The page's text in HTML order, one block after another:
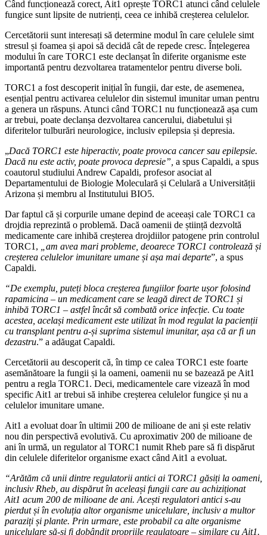
Când funcționează corect, Ait1 oprește TORC1 atunci când celulele
fungice sunt lipsite de nutrienți, ceea ce inhibă creșterea celulelor.
Cercetătorii sunt interesați să determine modul în care celulele simt
stresul și foamea și apoi să decidă cât de repede cresc. Înțelegerea
modului în care TORC1 este declanșat în diferite organisme este
importantă pentru dezvoltarea tratamentelor pentru diverse boli.
TORC1 a fost descoperit inițial în fungii, dar este, de asemenea,
esențial pentru activarea celulelor din sistemul imunitar uman pentru
a genera un răspuns. Atunci când TORC1 nu funcționează așa cum
ar trebui, poate declanșa dezvoltarea cancerului, diabetului și
diferitelor tulburări neurologice, inclusiv epilepsia și depresia.
„Dacă TORC1 este hiperactiv, poate provoca cancer sau epilepsie.
Dacă nu este activ, poate provoca depresie”, a spus Capaldi, a spus
coautorul studiului Andrew Capaldi, profesor asociat al
Departamentului de Biologie Moleculară și Celulară a Universității
Arizona și membru al Institutului BIO5.
Dar faptul că și corpurile umane depind de aceeași cale TORC1 ca
drojdia reprezintă o problemă. Dacă oamenii de știință dezvoltă
medicamente care inhibă creșterea drojdiilor patogene prin controlul
TORC1,
„am avea mari probleme, deoarece TORC1 controlează și
creșterea celulelor imunitare umane și așa mai departe”, a spus
Capaldi.
“De exemplu, puteți bloca creșterea fungiilor foarte ușor folosind
rapamicina – un medicament care se leagă direct de TORC1 și
inhibă TORC1 – astfel încât să combată orice infecție. Cu toate
acestea, același medicament este utilizat în mod regulat la pacienții
cu transplant pentru a-și suprima sistemul imunitar, așa că ar fi un
dezastru.” a adăugat Capaldi.
Cercetătorii au descoperit că, în timp ce calea TORC1 este foarte
asemănătoare la fungii și la oameni, oamenii nu se bazează pe Ait1
pentru a regla TORC1. Deci, medicamentele care vizează în mod
specific Ait1 ar trebui să inhibe creșterea celulelor fungice și nu a
celulelor imunitare umane.
Ait1 a evoluat doar în ultimii 200 de milioane de ani și este relativ
nou din perspectivă evolutivă. Cu aproximativ 200 de milioane de
ani în urmă, un regulator al TORC1 numit Rheb pare să fi dispărut
din celulele diferitelor organisme exact când Ait1 a evoluat.
“Arătăm că unii dintre regulatorii antici ai TORC1 găsiți la oameni,
inclusiv Rheb, au dispărut în aceleași fungii care au achiziționat
Ait1 acum 200 de milioane de ani. Acești regulatori antici s-au
pierdut și în evoluția altor organisme unicelulare, inclusiv a multor
paraziți și plante. Prin urmare, este probabil ca alte organisme
unicelulare să-și fi dobândit propriile regulatoare – similare cu Ait1.